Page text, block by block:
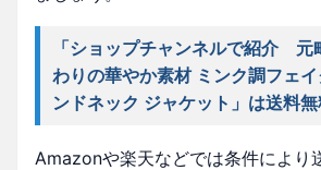
「ショップチャンネルで紹介 元
わりの華やか素材 ミンク調フェ
ンドネック ジャケット」は送料
Amazonや楽天などでは条件により